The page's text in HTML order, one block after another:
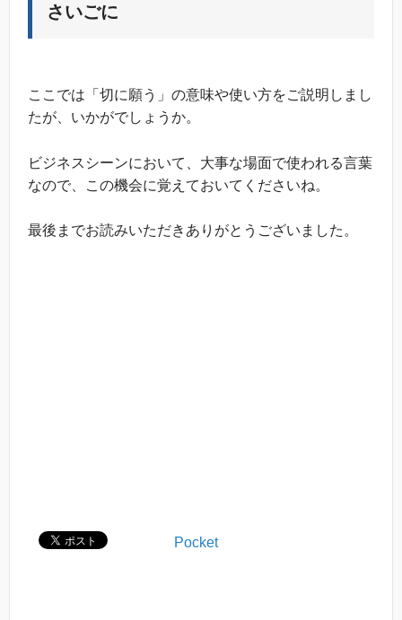
さいごに
ここでは「切に願う」の意味や使い方をご説明しまし
たが、いかがでしょうか。
ビジネスシーンにおいて、大事な場面で使われる言葉
なので、この機会に覚えておいてくださいね。
最後までお読みいただきありがとうございました。
Pocket